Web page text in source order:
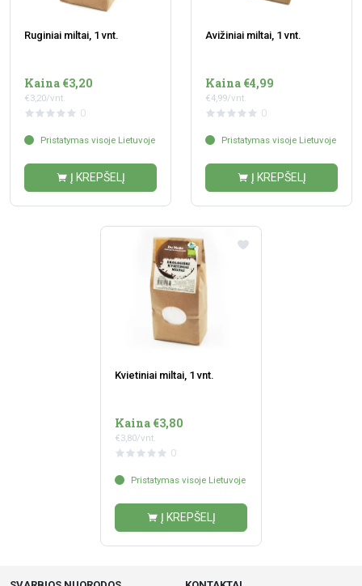
Ruginiai miltai, 1 vnt.
Kaina €3,20
€3,20/vnt.
0
Pristatymas visoje Lietuvoje
Į KREPŠELĮ
Avižiniai miltai, 1 vnt.
Kaina €4,99
€4,99/vnt.
0
Pristatymas visoje Lietuvoje
Į KREPŠELĮ
Kvietiniai miltai, 1 vnt.
Kaina €3,80
€3,80/vnt.
0
Pristatymas visoje Lietuvoje
Į KREPŠELĮ